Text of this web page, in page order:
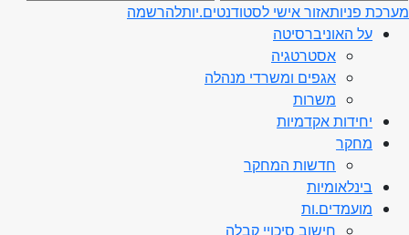
מערכת פניותאזור אישי לסטודנטים.יותלהרשמה
על האוניברסיטה
אסטרטגיה
אגפים ומשרדי מנהלה
משרות
יחידות אקדמיות
מחקר
חדשות המחקר
בינלאומיות
מועמדים.ות
חישוב סיכויי קבלה